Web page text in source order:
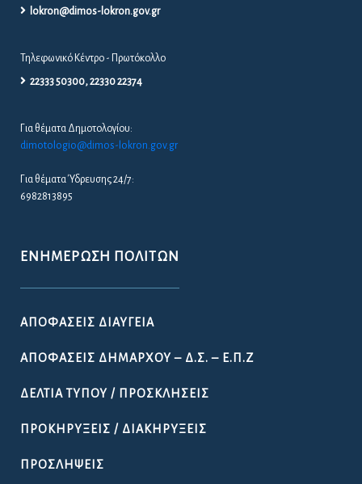
lokron@dimos-lokron.gov.gr
Τηλεφωνικό Κέντρο - Πρωτόκολλο
22333 50300, 22330 22374
Για θέματα Δημοτολογίου:
dimotologio@dimos-lokron.gov.gr
Για θέματα Ύδρευσης 24/7:
6982813895
ΕΝΗΜΈΡΩΣΗ ΠΟΛΙΤΏΝ
ΑΠΟΦΆΣΕΙΣ ΔΙΑΎΓΕΙΑ
ΑΠΟΦΆΣΕΙΣ ΔΗΜΆΡΧΟΥ – Δ.Σ. – Ε.Π.Ζ
ΔΕΛΤΊΑ ΤΎΠΟΥ / ΠΡΟΣΚΛΉΣΕΙΣ
ΠΡΟΚΗΡΎΞΕΙΣ / ΔΙΑΚΗΡΎΞΕΙΣ
ΠΡΟΣΛΉΨΕΙΣ